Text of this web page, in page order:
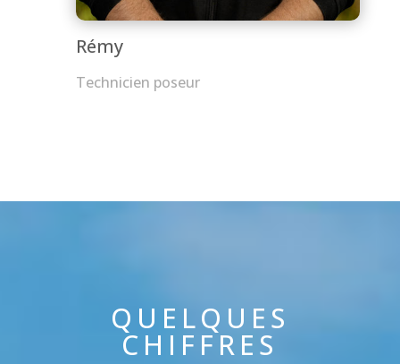
Rémy
Technicien poseur
QUELQUES
CHIFFRES